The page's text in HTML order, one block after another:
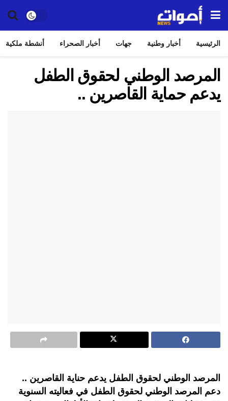
الرئيسية أخبار وطنية جهات أخبار الصحراء أنشطة ملكية
المرصد الوطني لحقوق الطفل
يدعم حماية القاصرين ..
المرصد الوطني لحقوق الطفل يدعم حناية القاصرين ..
دعم المرصد الوطني لحقوق الطفل في فعاليته السنوية